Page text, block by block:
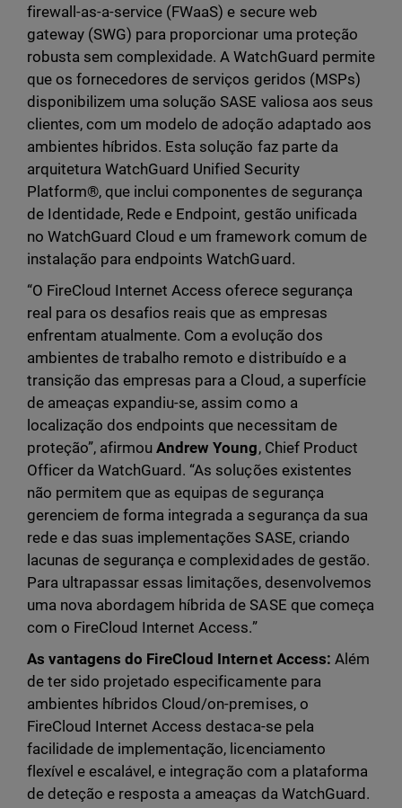
firewall-as-a-service (FWaaS) e secure web
gateway (SWG) para proporcionar uma proteção
robusta sem complexidade. A WatchGuard permite
que os fornecedores de serviços geridos (MSPs)
disponibilizem uma solução SASE valiosa aos seus
clientes, com um modelo de adoção adaptado aos
ambientes híbridos. Esta solução faz parte da
arquitetura WatchGuard Unified Security
Platform®, que inclui componentes de segurança
de Identidade, Rede e Endpoint, gestão unificada
no WatchGuard Cloud e um framework comum de
instalação para endpoints WatchGuard.
“O FireCloud Internet Access oferece segurança
real para os desafios reais que as empresas
enfrentam atualmente. Com a evolução dos
ambientes de trabalho remoto e distribuído e a
transição das empresas para a Cloud, a superfície
de ameaças expandiu-se, assim como a
localização dos endpoints que necessitam de
proteção”, afirmouAndrew Young, Chief Product
Officer da WatchGuard. “As soluções existentes
não permitem que as equipas de segurança
gerenciem de forma integrada a segurança da sua
rede e das suas implementações SASE, criando
lacunas de segurança e complexidades de gestão.
Para ultrapassar essas limitações, desenvolvemos
uma nova abordagem híbrida de SASE que começa
com o FireCloud Internet Access.”
As vantagens do FireCloud Internet Access: Além
de ter sido projetado especificamente para
ambientes híbridos Cloud/on-premises, o
FireCloud Internet Access destaca-se pela
facilidade de implementação, licenciamento
flexível e escalável, e integração com a plataforma
de deteção e resposta a ameaças da WatchGuard.